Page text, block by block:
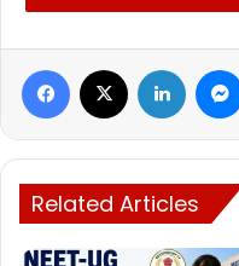
Facebook LinkedIn
Related Articles